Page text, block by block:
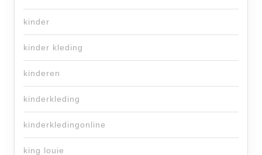
kinder
kinder kleding
kinderen
kinderkleding
kinderkledingonline
king louie